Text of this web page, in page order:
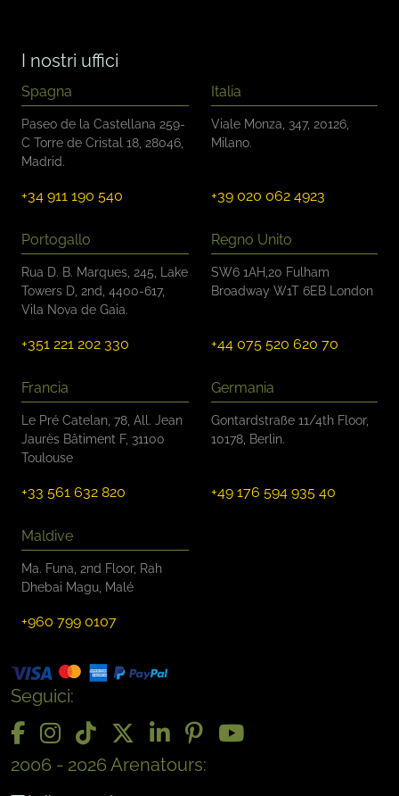
o
n
t
r
o
l
l
o
I nostri uffici
Spagna
Paseo de la Castellana 259-
C Torre de Cristal 18, 28046,
Madrid.
+34 911 190 540
Italia
Viale Monza, 347, 20126,
Milano.
+39 020 062 4923
Portogallo
Rua D. B. Marques, 245, Lake
Towers D, 2nd, 4400-617,
Vila Nova de Gaia.
+351 221 202 330
Regno Unito
SW6 1AH,20 Fulham
Broadway W1T 6EB London
+44 075 520 620 70
Francia
Le Pré Catelan, 78, All. Jean
Jaurès Bâtiment F, 31100
Toulouse
+33 561 632 820
Germania
Gontardstraße 11/4th Floor,
10178, Berlin.
+49 176 594 935 40
Maldive
Ma. Funa, 2nd Floor, Rah
Dhebai Magu, Malé
+960 799 0107
Seguici:
2006 - 2026 Arenatours: